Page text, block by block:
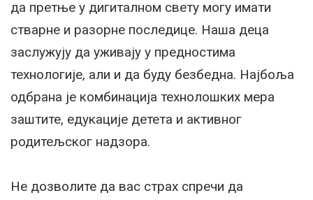
да претње у дигиталном свету могу имати
стварне и разорне последице. Наша деца
заслужују да уживају у предностима
технологије, али и да буду безбедна. Најбоља
одбрана је комбинација технолошких мера
заштите, едукације детета и активног
родитељског надзора.
Не дозволите да вас страх спречи да